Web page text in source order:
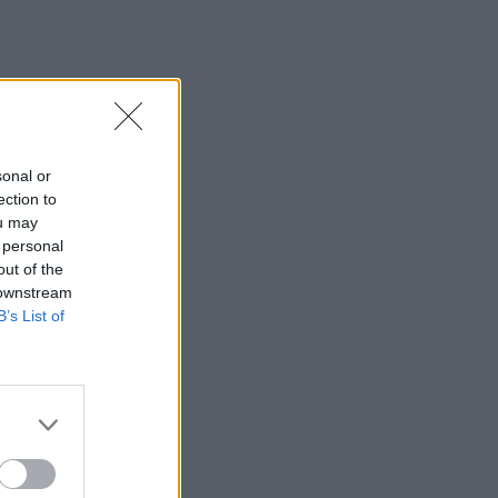
or
to
may
of the
List of